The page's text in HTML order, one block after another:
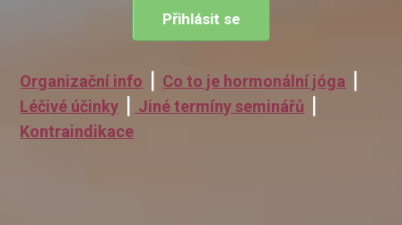
Přihlásit se
Organizační info Co to je hormonální jóga
Léčivé účinky
Jiné termíny seminářů
Kontraindikace